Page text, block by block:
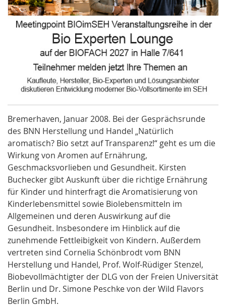
Bremerhaven, Januar 2008. Bei der Gesprächsrunde
des BNN Herstellung und Handel „Natürlich
aromatisch? Bio setzt auf Transparenz!“ geht es um die
Wirkung von Aromen auf Ernährung,
Geschmacksvorlieben und Gesundheit. Kirsten
Buchecker gibt Auskunft über die richtige Ernährung
für Kinder und hinterfragt die Aromatisierung von
Kinderlebensmittel sowie Biolebensmitteln im
Allgemeinen und deren Auswirkung auf die
Gesundheit. Insbesondere im Hinblick auf die
zunehmende Fettleibigkeit von Kindern. Außerdem
vertreten sind Cornelia Schönbrodt vom BNN
Herstellung und Handel, Prof. Wolf-Rüdiger Stenzel,
Biobevollmächtigter der DLG von der Freien Universität
Berlin und Dr. Simone Peschke von der Wild Flavors
Berlin GmbH.